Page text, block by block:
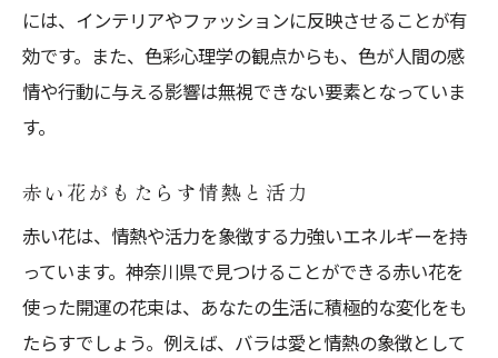
には、インテリアやファッションに反映させることが有
効です。また、色彩心理学の観点からも、色が人間の感
情や行動に与える影響は無視できない要素となっていま
す。
赤い花がもたらす情熱と活力
赤い花は、情熱や活力を象徴する力強いエネルギーを持
っています。神奈川県で見つけることができる赤い花を
使った開運の花束は、あなたの生活に積極的な変化をも
たらすでしょう。例えば、バラは愛と情熱の象徴として